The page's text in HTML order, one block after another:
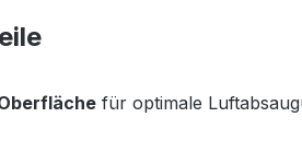
für optimale